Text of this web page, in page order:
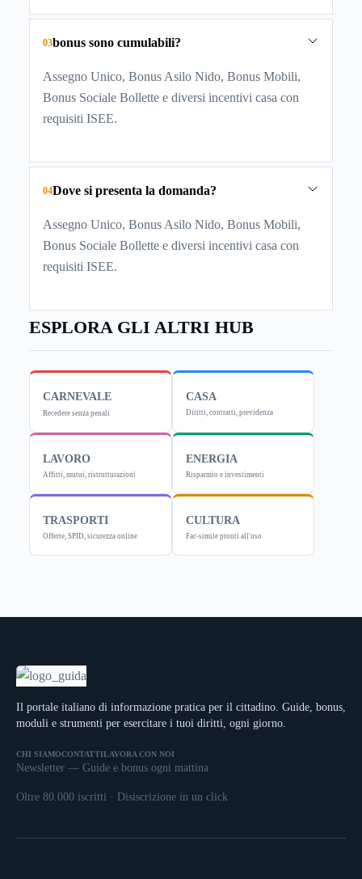
03bonus sono cumulabili?
Assegno Unico, Bonus Asilo Nido, Bonus Mobili,
Bonus Sociale Bollette e diversi incentivi casa con
requisiti ISEE.
04Dove si presenta la domanda?
Assegno Unico, Bonus Asilo Nido, Bonus Mobili,
Bonus Sociale Bollette e diversi incentivi casa con
requisiti ISEE.
ESPLORA GLI ALTRI HUB
CARNEVALE
Recedere senza penali
CASA
Diritti, contratti, previdenza
LAVORO
Affitti, mutui, ristrutturazioni
ENERGIA
Risparmio e investimenti
TRASPORTI
Offerte, SPID, sicurezza online
CULTURA
Fac-simile pronti all'uso
Il portale italiano di informazione pratica per il cittadino. Guide, bonus,
moduli e strumenti per esercitare i tuoi diritti, ogni giorno.
CHI SIAMOCONTATTILAVORA CON NOI
Newsletter — Guide e bonus ogni mattina
Oltre 80.000 iscritti · Disiscrizione in un click